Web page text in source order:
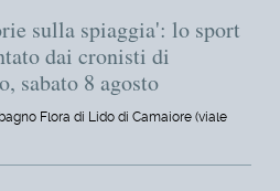
sulla spiaggia': lo sport
dai cronisti di
sabato 8 agosto
Flora di Lido di Camaiore (viale